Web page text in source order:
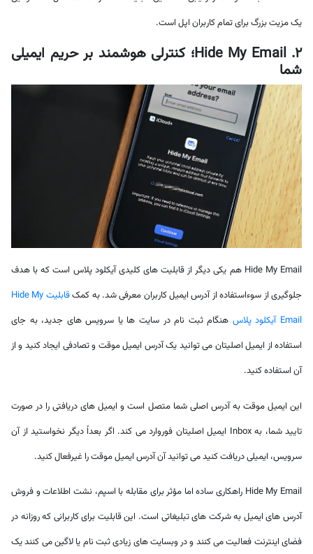
یک مزیت بزرگ برای تمام کاربران اپل است.
2. Hide My Email؛ کنترلی هوشمند بر حریم ایمیلی
شما
Hide My Email هم یکی دیگر از قابلیت های کلیدی آیکلود پلاس است که با هدف
جلوگیری از سوءاستفاده از آدرس ایمیل کاربران معرفی شد. به کمک
قابلیت Hide My
Email آیکلود پلاس
هنگام ثبت نام در سایت ها یا سرویس های جدید، به جای
استفاده از ایمیل اصلیتان می توانید یک آدرس ایمیل موقت و تصادفی ایجاد کنید و از
آن استفاده کنید.
این ایمیل موقت به آدرس اصلی شما متصل است و ایمیل های دریافتی را در صورت
تایید شما، به Inbox ایمیل اصلیتان فوروارد می کند. اگر بعداً دیگر نخواستید از آن
سرویس، ایمیلی دریافت کنید می توانید آن آدرس ایمیل موقت را غیرفعال کنید.
Hide My Email راهکاری ساده اما مؤثر برای مقابله با اسپم، نشت اطلاعات و فروش
آدرس های ایمیل به شرکت های تبلیغاتی است. این قابلیت برای کاربرانی که روزانه در
فضای اینترنت فعالیت می کنند و در وبسایت های زیادی ثبت نام یا لاگین می کنند یک